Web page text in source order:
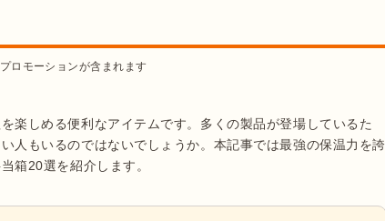
ロモーションが含まれます
楽しめる便利なアイテムです。多くの製品が登場しているた
人もいるのではないでしょうか。本記事では最強の保温力を誇
箱20選を紹介します。